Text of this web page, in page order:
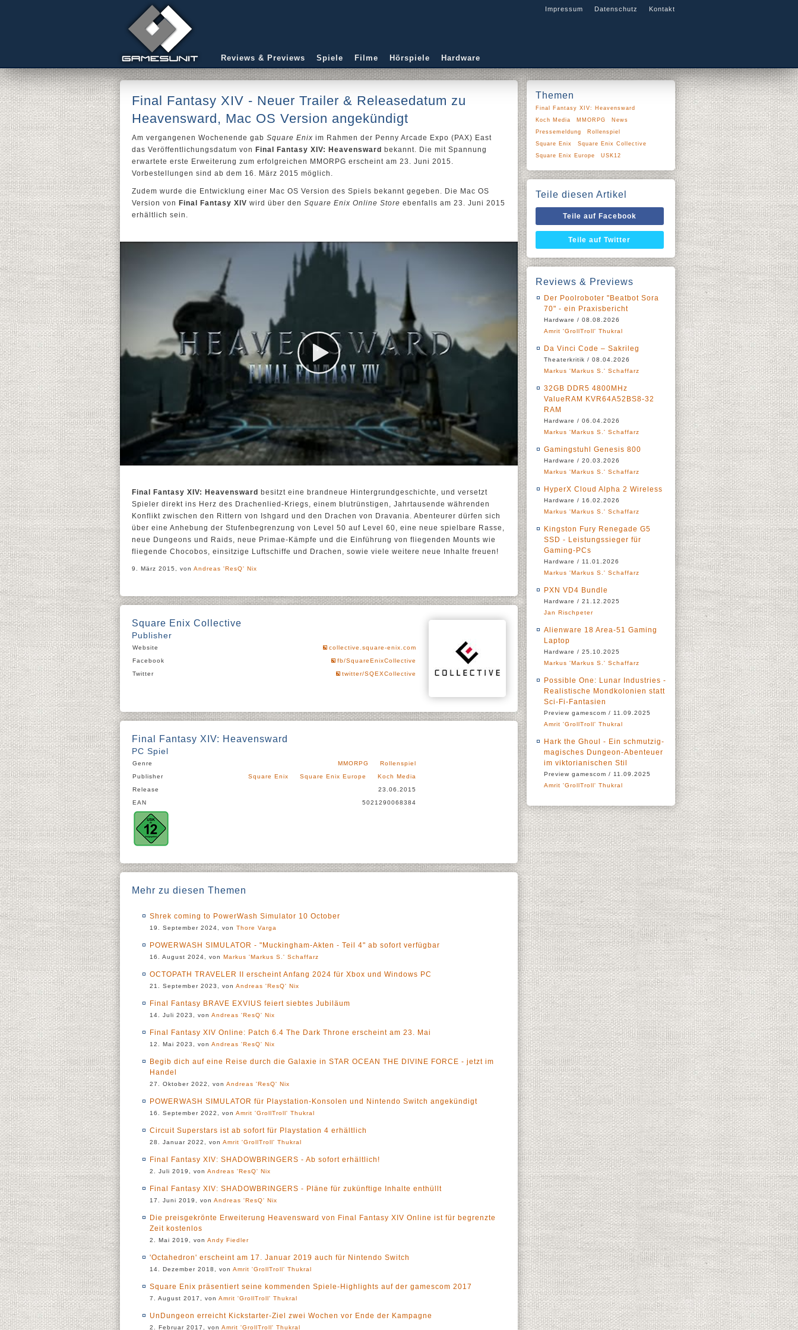
Impressum Datenschutz Kontakt
Reviews & Previews Spiele Filme Hörspiele Hardware
Final Fantasy XIV - Neuer Trailer & Releasedatum zu
Heavensward, Mac OS Version angekündigt
Am vergangenen Wochenende gab Square Enix im Rahmen der Penny Arcade Expo (PAX) East
das Veröffentlichungsdatum von Final Fantasy XIV: Heavensward bekannt. Die mit Spannung
erwartete erste Erweiterung zum erfolgreichen MMORPG erscheint am 23. Juni 2015.
Vorbestellungen sind ab dem 16. März 2015 möglich.
Zudem wurde die Entwicklung einer Mac OS Version des Spiels bekannt gegeben. Die Mac OS
Version von Final Fantasy XIV wird über den Square Enix Online Store ebenfalls am 23. Juni 2015
erhältlich sein.
Final Fantasy XIV: Heavensward besitzt eine brandneue Hintergrundgeschichte, und versetzt
Spieler direkt ins Herz des Drachenlied-Kriegs, einem blutrünstigen, Jahrtausende währenden
Konflikt zwischen den Rittern von Ishgard und den Drachen von Dravania. Abenteurer dürfen sich
über eine Anhebung der Stufenbegrenzung von Level 50 auf Level 60, eine neue spielbare Rasse,
neue Dungeons und Raids, neue Primae-Kämpfe und die Einführung von fliegenden Mounts wie
fliegende Chocobos, einsitzige Luftschiffe und Drachen, sowie viele weitere neue Inhalte freuen!
9. März 2015, von Andreas 'ResQ' Nix
Square Enix Collective
Publisher
Website
collective.square-enix.com
Facebook
fb/SquareEnixCollective
Twitter
twitter/SQEXCollective
Final Fantasy XIV: Heavensward
PC Spiel
Genre MMORPG
Rollenspiel
Publisher
Square Enix Square Enix Europe
Koch Media
Release
23.06.2015
EAN
5021290068384
Mehr zu diesen Themen
Shrek coming to PowerWash Simulator 10 October
19. September 2024, von Thore Varga
POWERWASH SIMULATOR - "Muckingham-Akten - Teil 4" ab sofort verfügbar
16. August 2024, von Markus 'Markus S.' Schaffarz
OCTOPATH TRAVELER II erscheint Anfang 2024 für Xbox und Windows PC
21. September 2023, von Andreas 'ResQ' Nix
Final Fantasy BRAVE EXVIUS feiert siebtes Jubiläum
14. Juli 2023, von Andreas 'ResQ' Nix
Final Fantasy XIV Online: Patch 6.4 The Dark Throne erscheint am 23. Mai
12. Mai 2023, von Andreas 'ResQ' Nix
Begib dich auf eine Reise durch die Galaxie in STAR OCEAN THE DIVINE FORCE - jetzt im
Handel
27. Oktober 2022, von Andreas 'ResQ' Nix
POWERWASH SIMULATOR für Playstation-Konsolen und Nintendo Switch angekündigt
16. September 2022, von Amrit 'GrollTroll' Thukral
Circuit Superstars ist ab sofort für Playstation 4 erhältlich
28. Januar 2022, von Amrit 'GrollTroll' Thukral
Final Fantasy XIV: SHADOWBRINGERS - Ab sofort erhältlich!
2. Juli 2019, von Andreas 'ResQ' Nix
Final Fantasy XIV: SHADOWBRINGERS - Pläne für zukünftige Inhalte enthüllt
17. Juni 2019, von Andreas 'ResQ' Nix
Die preisgekrönte Erweiterung Heavensward von Final Fantasy XIV Online ist für begrenzte
Zeit kostenlos
2. Mai 2019, von Andy Fiedler
'Octahedron' erscheint am 17. Januar 2019 auch für Nintendo Switch
14. Dezember 2018, von Amrit 'GrollTroll' Thukral
Square Enix präsentiert seine kommenden Spiele-Highlights auf der gamescom 2017
7. August 2017, von Amrit 'GrollTroll' Thukral
UnDungeon erreicht Kickstarter-Ziel zwei Wochen vor Ende der Kampagne
2. Februar 2017, von Amrit 'GrollTroll' Thukral
Themen
Final Fantasy XIV: Heavensward
Koch Media
MMORPG
News
Pressemeldung
Rollenspiel
Square Enix
Square Enix Collective
Square Enix Europe
USK12
Teile diesen Artikel
Teile auf Facebook
Teile auf Twitter
Reviews & Previews
Der Poolroboter "Beatbot Sora
70" - ein Praxisbericht
Hardware / 08.08.2026
Amrit 'GrollTroll' Thukral
Da Vinci Code – Sakrileg
Theaterkritik / 08.04.2026
Markus 'Markus S.' Schaffarz
32GB DDR5 4800MHz
ValueRAM KVR64A52BS8-32
RAM
Hardware / 06.04.2026
Markus 'Markus S.' Schaffarz
Gamingstuhl Genesis 800
Hardware / 20.03.2026
Markus 'Markus S.' Schaffarz
HyperX Cloud Alpha 2 Wireless
Hardware / 16.02.2026
Markus 'Markus S.' Schaffarz
Kingston Fury Renegade G5
SSD - Leistungssieger für
Gaming-PCs
Hardware / 11.01.2026
Markus 'Markus S.' Schaffarz
PXN VD4 Bundle
Hardware / 21.12.2025
Jan Rischpeter
Alienware 18 Area-51 Gaming
Laptop
Hardware / 25.10.2025
Markus 'Markus S.' Schaffarz
Possible One: Lunar Industries -
Realistische Mondkolonien statt
Sci-Fi-Fantasien
Preview gamescom / 11.09.2025
Amrit 'GrollTroll' Thukral
Hark the Ghoul - Ein schmutzig-
magisches Dungeon-Abenteuer
im viktorianischen Stil
Preview gamescom / 11.09.2025
Amrit 'GrollTroll' Thukral